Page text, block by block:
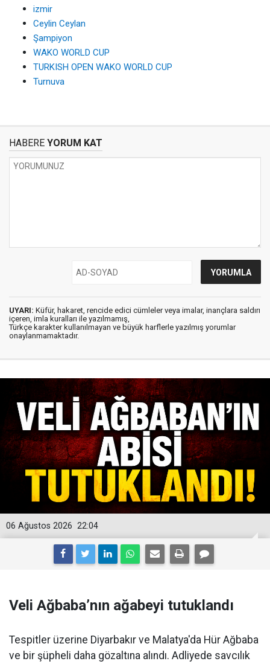
izmir
Ceylin Ceylan
Şampiyon
WAKO WORLD CUP
TURKISH OPEN WAKO WORLD CUP
Turnuva
HABERE YORUM KAT
UYARI: Küfür, hakaret, rencide edici cümleler veya imalar, inançlara saldırı
içeren, imla kuralları ile yazılmamış,
Türkçe karakter kullanılmayan ve büyük harflerle yazılmış yorumlar
onaylanmamaktadır.
22:04
06 Ağustos 2026
Veli Ağbaba’nın ağabeyi tutuklandı
Tespitler üzerine Diyarbakır ve Malatya'da Hür Ağbaba
ve bir şüpheli daha gözaltına alındı. Adliyede savcılık